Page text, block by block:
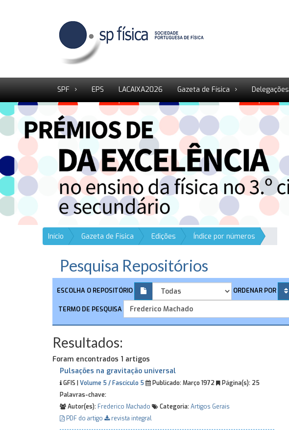
SPF EPS LACAIXA2026 Gazeta de Física Delegações
Início Gazeta de Física Edições Índice por números
Pesquisa Repositórios
ESCOLHA O REPOSITÓRIO ORDENAR POR
TERMO DE PESQUISA
Resultados:
Foram encontrados 1 artigos
Pulsações na gravitação universal
GFIS | Volume 5 / Fascículo 5 Publicado:Março 1972 Página(s): 25
Palavras-chave:
Autor(es): Frederico Machado Categoria:Artigos Gerais
PDF do artigo
revista integral